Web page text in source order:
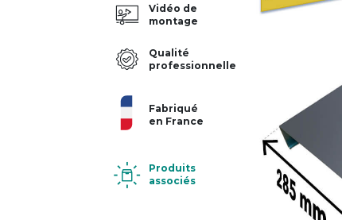
Vidéo de
montage
Qualité
professionnelle
Fabriqué
en France
Produits
associés